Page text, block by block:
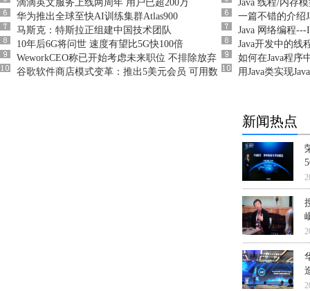
滴滴英文服务上线两周年 用户已超200万
华为推出全球至快AI训练集群Atlas900
马斯克：特斯拉正组建中国技术团队
10年后6G将问世 速度有望比5G快100倍
WeworkCEO称已开始考虑未来职位 不排除放弃
谷歌软件商店模式变革：推出5美元会员 可用数
Java 线程/内存
一篇不错的介绍
Java 网络编程
Java开发中的线
如何在Java程序
用Java类实现
新闻热点